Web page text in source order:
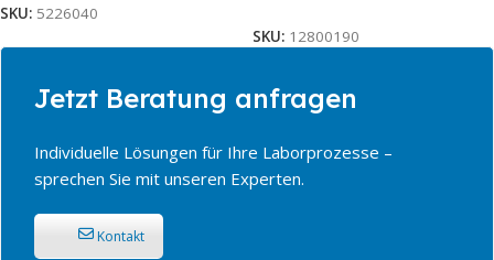
SKU: 5226040
SKU: 12800190
Jetzt Beratung anfragen
Individuelle Lösungen für Ihre Laborprozesse –
sprechen Sie mit unseren Experten.
Kontakt